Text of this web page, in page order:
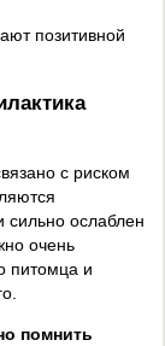
позитивной
с риском
сильно ослаблен
очень
питомца и
помнить